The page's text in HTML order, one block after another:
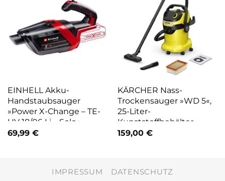
EINHELL Akku-
Handstaubsauger
»Power X-Change – TE-
HV 18/06 Li – Solo«,
Saugleistung: 72
69,99 €
KÄRCHER Nass-
Trockensauger »WD 5«,
25-Liter-
Kunststoffbehälter,
Kabel: 5 m,
159,00 €
IMPRESSUM DATENSCHUTZ